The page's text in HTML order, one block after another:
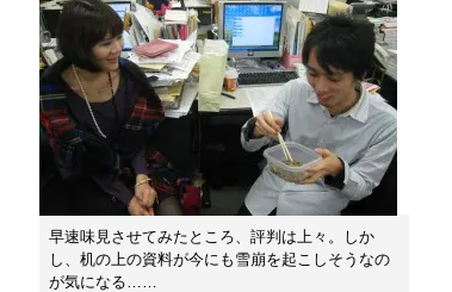
早速味見させてみたところ、評判は上々。しか
し、机の上の資料が今にも雪崩を起こしそうなの
が気になる……